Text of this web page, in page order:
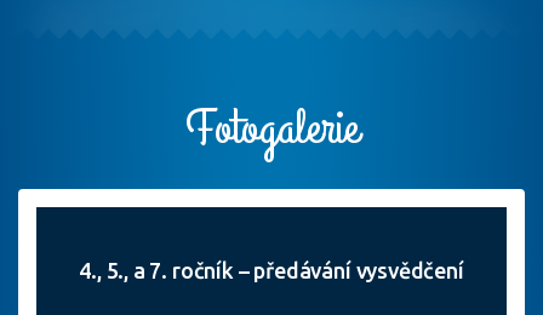
Fotogalerie
4., 5., a 7. ročník – předávání vysvědčení